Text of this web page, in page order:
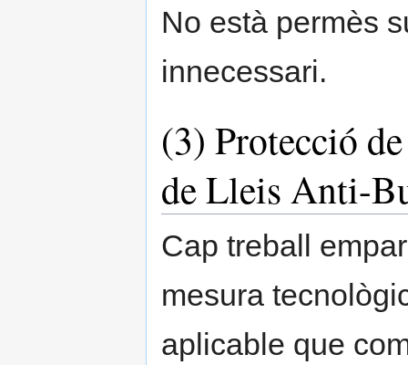
No està permès
innecessari.
(3) Protecció
de Lleis Anti-
Cap treball
mesura
aplicable que